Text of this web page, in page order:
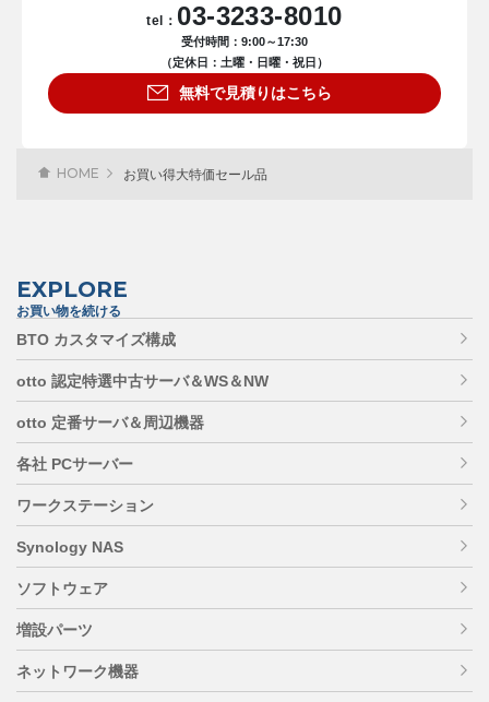
tel： 03-3233-8010
受付時間：9:00～17:30
（定休日：土曜・日曜・祝日）
無料で見積りはこちら
HOME お買い得大特価セール品
EXPLORE
お買い物を続ける
BTO カスタマイズ構成
otto 認定特選中古サーバ＆WS＆NW
otto 定番サーバ＆周辺機器
各社 PCサーバー
ワークステーション
Synology NAS
ソフトウェア
増設パーツ
ネットワーク機器